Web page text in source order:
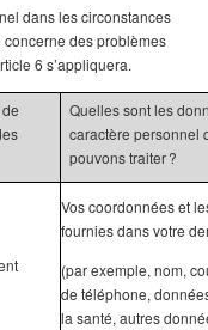
dans les circonstances
des problèmes
6 s’appliquera.
Quelles sont les
caractère personnel
pouvons traiter ?
Vos coordonnées et
fournies dans votre
(par exemple, nom,
de téléphone,
la santé, autres